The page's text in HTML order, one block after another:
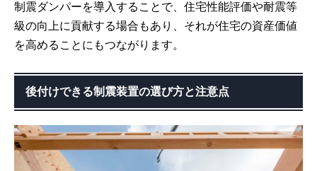
制震ダンパーを導入することで、住宅性能評価や耐震等
級の向上に貢献する場合もあり、それが住宅の資産価値
を高めることにもつながります。
後付けできる制震装置の選び方と注意点